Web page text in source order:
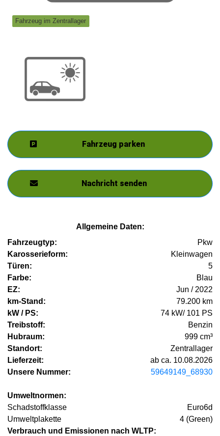
Fahrzeug im Zentrallager
Fahrzeug parken
Nachricht senden
Allgemeine Daten:
Fahrzeugtyp:
Pkw
Karosserieform:
Kleinwagen
Türen:
5
Farbe:
Blau
EZ:
Jun / 2022
km-Stand:
79.200 km
kW / PS:
74 kW/ 101 PS
Treibstoff:
Benzin
Hubraum:
999 cm³
Standort:
Zentrallager
Lieferzeit:
ab ca. 10.08.2026
Unsere Nummer:
59649149_68930
Umweltnormen:
Schadstoffklasse
Euro6d
Umweltplakette
4 (Green)
Verbrauch und Emissionen nach WLTP: